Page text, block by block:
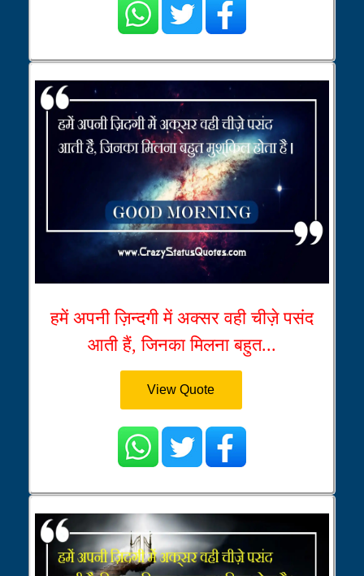
हमें अपनी ज़िन्दगी में अक्सर वही चीज़े पसंद
आती हैं, जिनका मिलना बहुत...
View Quote